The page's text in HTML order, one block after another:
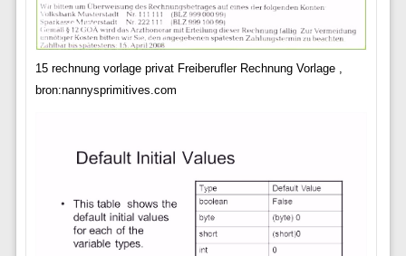
15 rechnung vorlage privat Freiberufler Rechnung Vorlage ,
bron:nannysprimitives.com